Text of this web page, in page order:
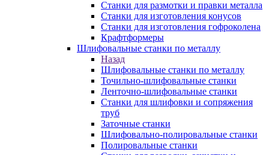
Станки для размотки и правки металла
Станки для изготовления конусов
Станки для изготовления гофроколена
Крафтформеры
Шлифовальные станки по металлу
Назад
Шлифовальные станки по металлу
Точильно-шлифовальные станки
Ленточно-шлифовальные станки
Станки для шлифовки и сопряжения
труб
Заточные станки
Шлифовально-полировальные станки
Полировальные станки